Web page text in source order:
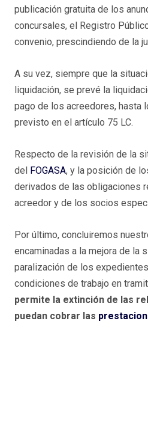
publicación gratuita de los
concursales, el Registro
convenio, prescindiendo de la
A su vez, siempre que la
liquidación, se prevé la
pago de los acreedores, hasta
previsto en el artículo 75 LC.
Respecto de la revisión de la
del
FOGASA, y la posición de
derivados de las obligaciones
acreedor y de los socios
Por último, concluiremos
encaminadas a la mejora de la
paralización de los
condiciones de trabajo en
permite la extinción de las
puedan cobrar las